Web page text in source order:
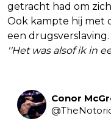
getracht had om
Ook kampte hij met
een drugsverslaving.
''Het was alsof ik in
Conor
@